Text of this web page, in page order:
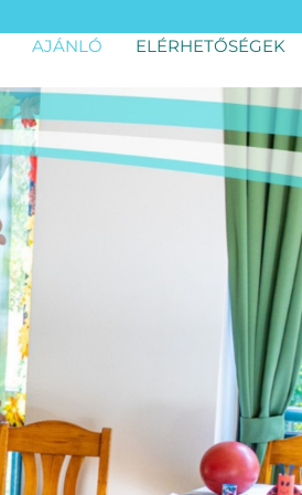
AJÁNLÓ ELÉRHETŐSÉGEK